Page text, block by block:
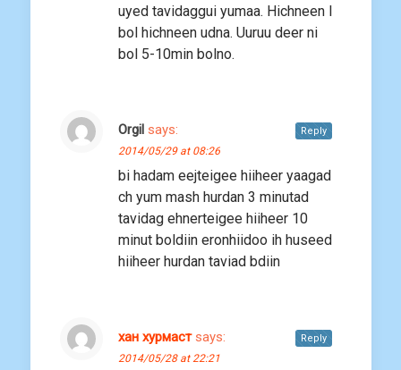
uyed tavidaggui yumaa. Hichneen l
bol hichneen udna. Uuruu deer ni
bol 5-10min bolno.
Orgil says:
2014/05/29 at 08:26
bi hadam eejteigee hiiheer yaagad
ch yum mash hurdan 3 minutad
tavidag ehnerteigee hiiheer 10
minut boldiin eronhiidoo ih huseed
hiiheer hurdan taviad bdiin
Reply
хан хурмаст says:
2014/05/28 at 22:21
Reply